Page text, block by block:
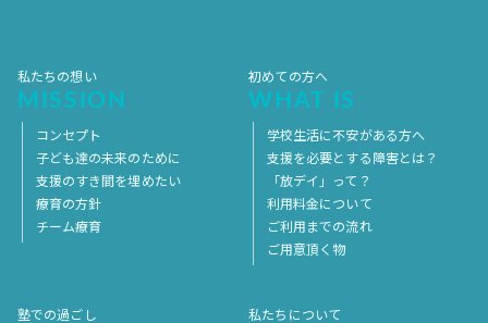
私たちの想い
MISSION
コンセプト
子ども達の未来のために
支援のすき間を埋めたい
療育の方針
チーム療育
初めての方へ
WHAT IS
学校生活に不安がある方へ
支援を必要とする障害とは？
「放デイ」って？
利用料金について
ご利用までの流れ
ご用意頂く物
塾での過ごし 私たちについて